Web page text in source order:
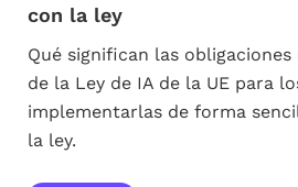
con la ley
Qué significan las
de la Ley de IA de la UE para
implementarlas de forma
la ley.